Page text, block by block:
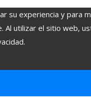
su experiencia y para
utilizar el sitio web,